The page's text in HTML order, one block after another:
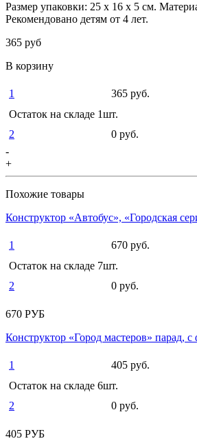
Размер упаковки: 25 x 16 x 5 см.
Рекомендовано детям от 4 лет.
365 руб
В корзину
1
365 руб.
Остаток на складе 1шт.
2
0 руб.
-
+
Похожие товары
Конструктор «Автобус», «Городская
1
670 руб.
Остаток на складе 7шт.
2
0 руб.
670 РУБ
Конструктор «Город мастеров» парад,
1
405 руб.
Остаток на складе 6шт.
2
0 руб.
405 РУБ